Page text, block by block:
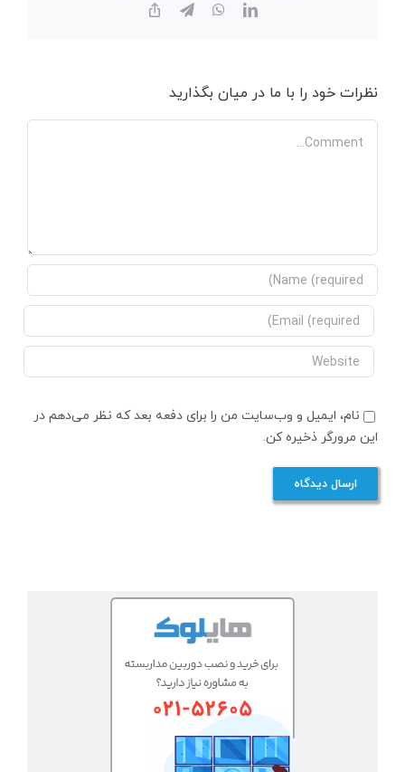
LinkedIn
WhatsApp
Telegram
نظرات خود را با ما در میان بگذارید
Comment
نام، ایمیل و وب‌سایت من را برای دفعه بعد که نظر می‌دهم در
این مرورگر ذخیره کن.